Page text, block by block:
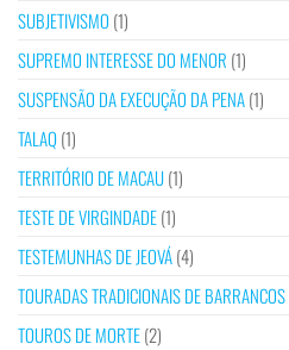
SUBJETIVISMO (1)
SUPREMO INTERESSE DO MENOR (1)
SUSPENSÃO DA EXECUÇÃO DA PENA(1)
TALAQ(1)
TERRITÓRIO DE MACAU(1)
TESTE DE VIRGINDADE(1)
TESTEMUNHAS DE JEOVÁ(4)
TOURADAS TRADICIONAIS DE BARRANCOS
TOUROS DE MORTE(2)